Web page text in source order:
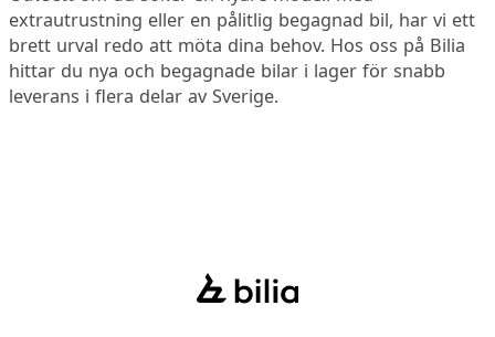
extrautrustning eller en pålitlig begagnad bil, har vi ett
brett urval redo att möta dina behov. Hos oss på Bilia
hittar du nya och begagnade bilar i lager för snabb
leverans i flera delar av Sverige.